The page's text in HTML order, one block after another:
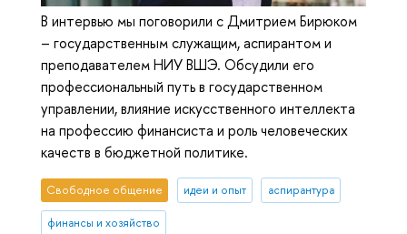
В интервью мы поговорили с Дмитрием Бирюком
– государственным служащим, аспирантом и
преподавателем НИУ ВШЭ. Обсудили его
профессиональный путь в государственном
управлении, влияние искусственного интеллекта
на профессию финансиста и роль человеческих
качеств в бюджетной политике.
Свободное общение идеи и опыт аспирантура
финансы и хозяйство